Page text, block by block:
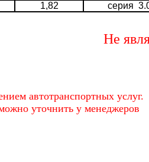
1,82 серия
Не
автотранспортных услуг.
уточнить у менеджеров